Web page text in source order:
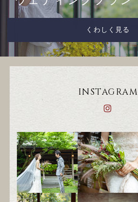
くわしく見る
INSTAGRAM